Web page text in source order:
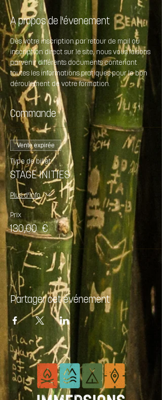
A propos de l'évenement
Dès votre inscription par retour de mail ou
inscription direct sur le site, nous vous faisons
parvenir différents documents contenant
toutes les informations pratiques pour le bon
déroulement de votre formation.
Commande
Vente expirée
Type de billet
STAGE INITIES
Plus d'info
Prix
130,00 €
Partager cet événement